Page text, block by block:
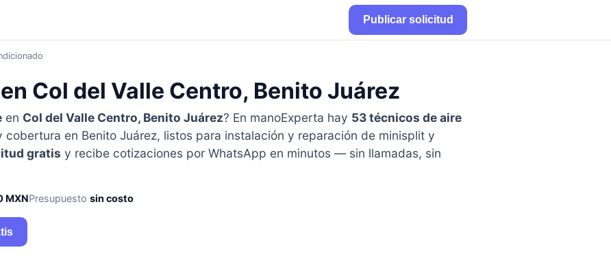
Publicar solicitud
Col del Valle Centro, Benito Juárez
en Col del Valle Centro, Benito Juárez? En manoExperta hay 53 técnicos de aire
cobertura en Benito Juárez, listos para instalación y reparación de minisplit y
gratis y recibe cotizaciones por WhatsApp en minutos — sin llamadas, sin
MXNPresupuesto sin costo